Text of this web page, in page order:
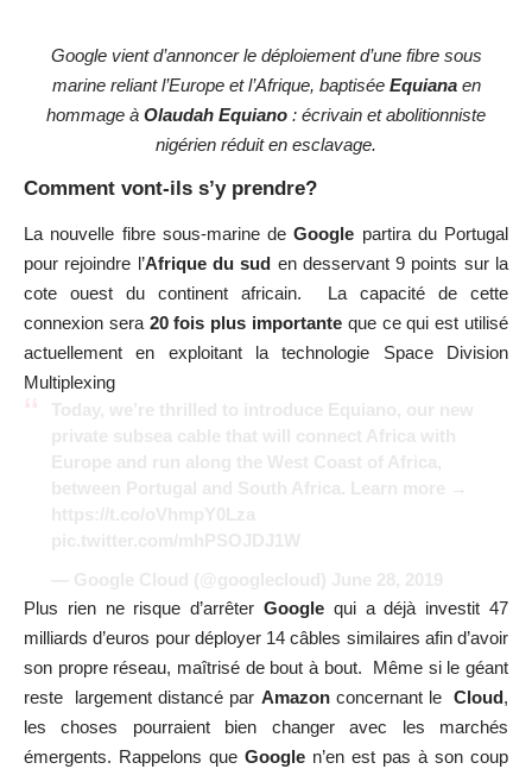
Google vient d’annoncer le déploiement d’une fibre sous
marine reliant l’Europe et l’Afrique, baptisée Equianaen
hommage à Olaudah Equiano : écrivain et abolitionniste
nigérien réduit en esclavage.
Comment vont-ils s’y prendre?
La nouvelle fibre sous-marine deGoogle partira du Portugal
pour rejoindre l’Afrique du sud en desservant 9 points sur la
cote ouest du continent africain. La capacité de cette
connexion sera 20 fois plus importante que ce qui est utilisé
actuellement en exploitant la technologie Space Division
Multiplexing
Plus rien ne risque d’arrêter Google qui a déjà investit 47
milliards d’euros pour déployer 14 câbles similaires afin d’avoir
son propre réseau, maîtrisé de bout à bout. Même si le géant
reste largement distancé par Amazonconcernant leCloud,
les choses pourraient bien changer avec les marchés
émergents. Rappelons que Google n’en est pas à son coup